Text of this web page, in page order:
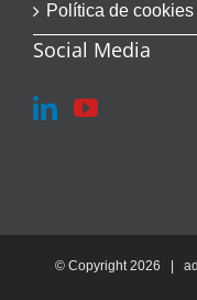
Política de cookies
Social Media
© Copyright2026 |